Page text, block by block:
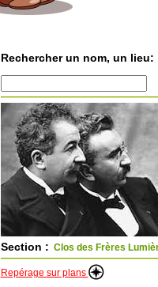
Rechercher un nom, un lieu:
Section : Clos des Frères
Repérage sur plans